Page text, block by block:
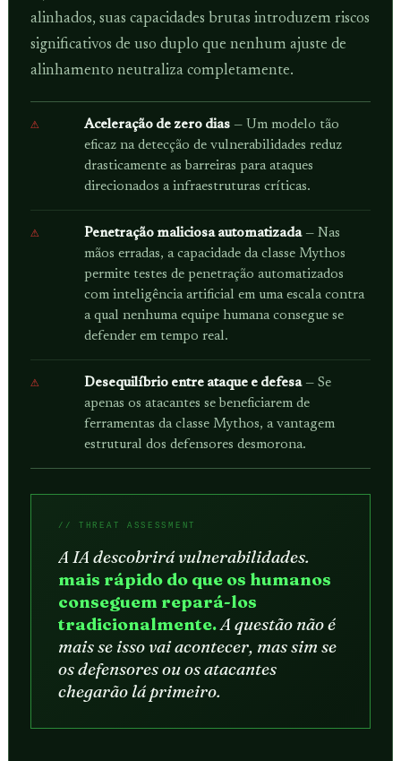
alinhados, suas capacidades brutas introduzem riscos
significativos de uso duplo que nenhum ajuste de
alinhamento neutraliza completamente.
Aceleração de zero dias— Um modelo tão
eficaz na detecção de vulnerabilidades reduz
drasticamente as barreiras para ataques
direcionados a infraestruturas críticas.
Penetração maliciosa automatizada— Nas
mãos erradas, a capacidade da classe Mythos
permite testes de penetração automatizados
com inteligência artificial em uma escala contra
a qual nenhuma equipe humana consegue se
defender em tempo real.
Desequilíbrio entre ataque e defesa— Se
apenas os atacantes se beneficiarem de
ferramentas da classe Mythos, a vantagem
estrutural dos defensores desmorona.
A IA descobrirá vulnerabilidades.
mais rápido do que os humanos
conseguem repará-los
tradicionalmente.A questão não é
mais se isso vai acontecer, mas sim se
os defensores ou os atacantes
chegarão lá primeiro.